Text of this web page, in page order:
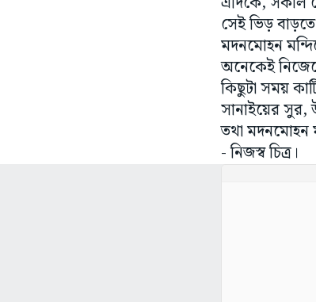
সেই ভিড়
মদনমোহন
অনেকেই
কিছুটা সময়
সানাইয়ের সুর,
তথা মদনমোহন
- নিজস্ব চিত্র।